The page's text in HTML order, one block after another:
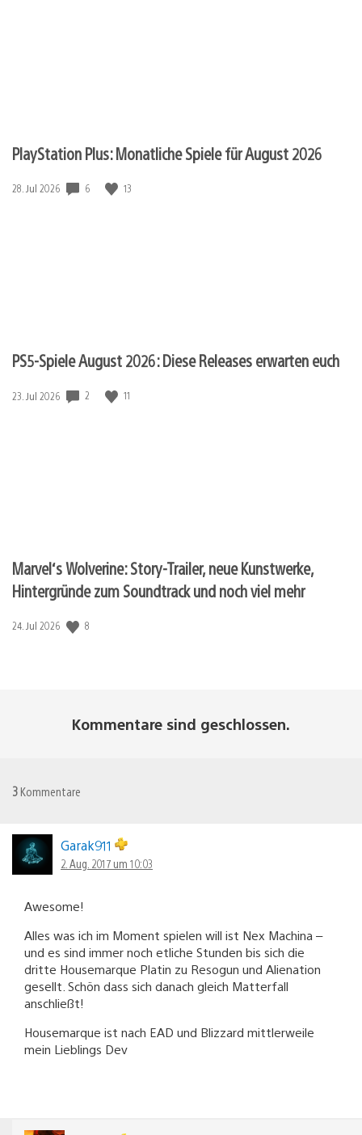
PlayStation Plus: Monatliche Spiele für August 2026
Veröffentlichungsdatum:
28. Jul 2026 6 13
PS5-Spiele August 2026: Diese Releases erwarten euch
Veröffentlichungsdatum:
23. Jul 2026 2 11
Marvel‘s Wolverine: Story-Trailer, neue Kunstwerke,
Hintergründe zum Soundtrack und noch viel mehr
Veröffentlichungsdatum:
24. Jul 2026 8
Kommentare sind geschlossen.
3 Kommentare
Garak911
2. Aug. 2017 um 10:03
Awesome!
Alles was ich im Moment spielen will ist Nex Machina –
und es sind immer noch etliche Stunden bis sich die
dritte Housemarque Platin zu Resogun und Alienation
gesellt. Schön dass sich danach gleich Matterfall
anschließt!
Housemarque ist nach EAD und Blizzard mittlerweile
mein Lieblings Dev